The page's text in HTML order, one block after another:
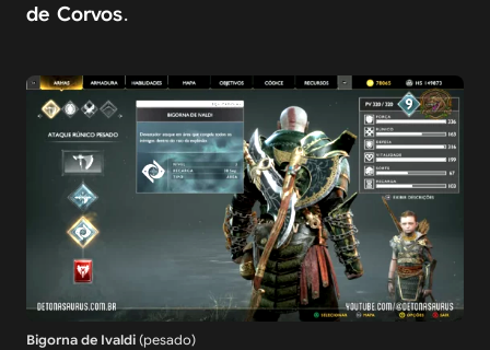
de Corvos.
Bigorna de Ivaldi (pesado)